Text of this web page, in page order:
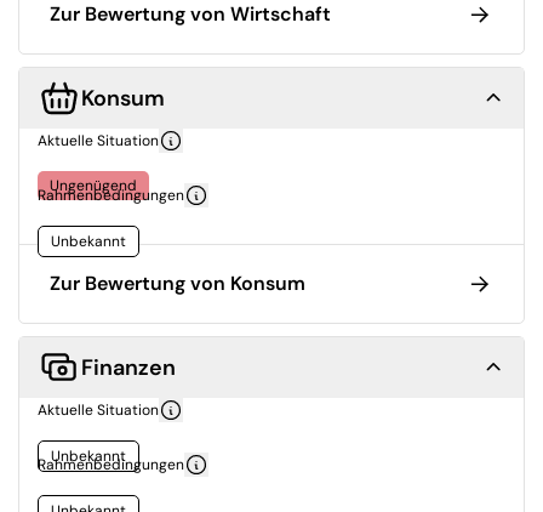
Zur Bewertung von Wirtschaft
Konsum
Aktuelle Situation
Ungenügend
Rahmenbedingungen
Unbekannt
Zur Bewertung von Konsum
Finanzen
Aktuelle Situation
Unbekannt
Rahmenbedingungen